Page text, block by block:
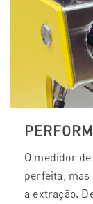
O medidor
perfeita,
a extração.